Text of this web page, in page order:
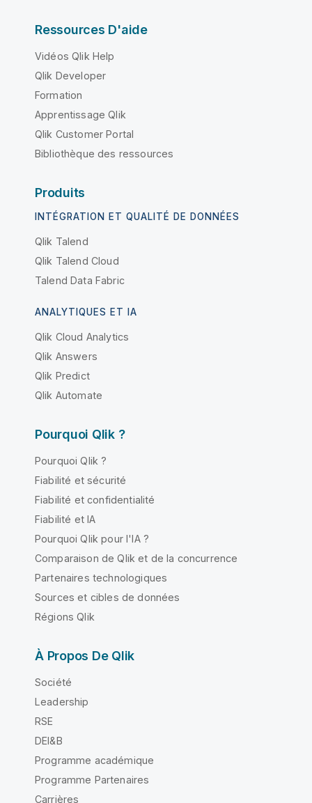
Ressources D'aide
Vidéos Qlik Help
Qlik Developer
Formation
Apprentissage Qlik
Qlik Customer Portal
Bibliothèque des ressources
Produits
INTÉGRATION ET QUALITÉ DE DONNÉES
Qlik Talend
Qlik Talend Cloud
Talend Data Fabric
ANALYTIQUES ET IA
Qlik Cloud Analytics
Qlik Answers
Qlik Predict
Qlik Automate
Pourquoi Qlik ?
Pourquoi Qlik ?
Fiabilité et sécurité
Fiabilité et confidentialité
Fiabilité et IA
Pourquoi Qlik pour l'IA ?
Comparaison de Qlik et de la concurrence
Partenaires technologiques
Sources et cibles de données
Régions Qlik
À Propos De Qlik
Société
Leadership
RSE
DEI&B
Programme académique
Programme Partenaires
Carrières